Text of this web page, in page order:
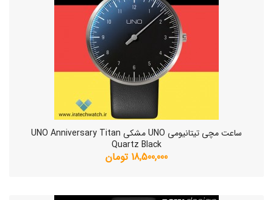
ساعت مچی تیتانیومی UNO مشکی UNO Anniversary Titan
Quartz Black
18,500,000 تومان